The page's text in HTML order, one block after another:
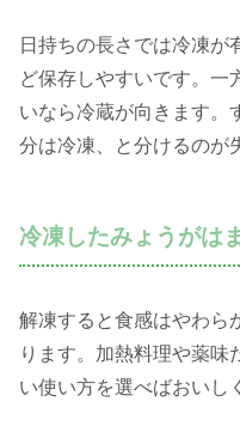
日持ちの長さでは冷凍が
ど保存しやすいです。一
いなら冷蔵が向きます。
分は冷凍、と分けるのが
冷凍したみょうがは
解凍すると食感はやわら
ります。加熱料理や薬味
い使い方を選べばおいし